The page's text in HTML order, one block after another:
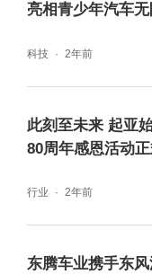
建来、小鹏汽
总经理谭志聪
际有限公司区域
睿、香港Apex
及两校师生代表
同按下屏幕手
26年度征集活
亮相青少年汽车
科技 2年前
此刻至未来 起亚
80周年感恩活动
行业 2年前
东腾车业携手东